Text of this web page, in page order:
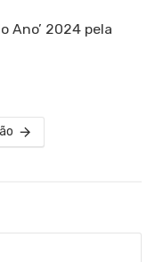
Ano’ 2024 pela